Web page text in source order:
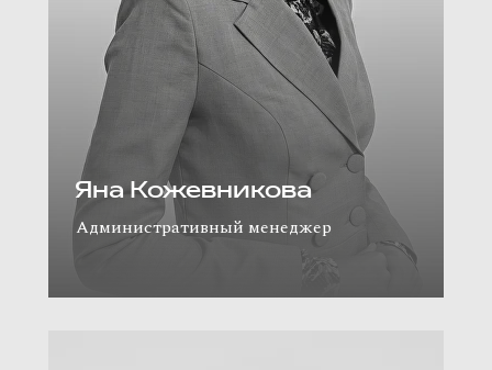
Яна Кожевникова
Административный менеджер